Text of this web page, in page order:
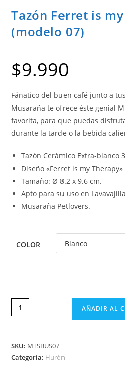
Tazón Ferret is
(modelo 07)
$9.990
Fánatico del buen café junto a
Musaraña te ofrece éste genial
favorita, para que puedas
durante la tarde o la bebida
Tazón Cerámico Extra-blanco
Diseño «Ferret is my
Tamaño: Ø 8.2 x 9.6 cm.
Apto para su uso en
Musaraña Petlovers.
COLOR
AÑADIR AL
SKU: MTSBUS07
Categoría: Hurón